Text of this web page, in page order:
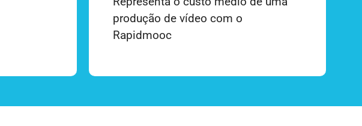
produção de vídeo com o
Rapidmooc